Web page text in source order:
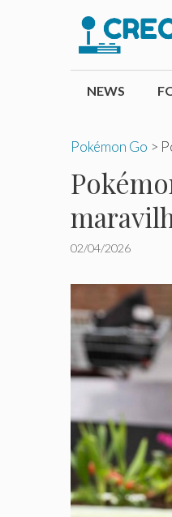
conteúdo
NEWS
Pokémon Go >
02/04/2026